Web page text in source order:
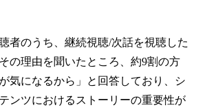
者のうち、継続視聴/次話を視聴した
の理由を聞いたところ、約9割の方
気になるから」と回答しており、シ
ンツにおけるストーリーの重要性が